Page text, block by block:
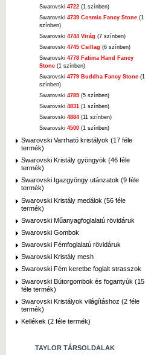
Swarovski 4722 (1 színben)
Swarovski 4739 Cosmic Fancy Stone (1
színben)
Swarovski 4744 Virág (7 színben)
Swarovski 4745 Csillag (6 színben)
Swarovski 4778 Fatima Hand Fancy
Stone (1 színben)
Swarovski 4779 Buddha Fancy Stone (1
színben)
Swarovski 4789 (5 színben)
Swarovski 4831 (1 színben)
Swarovski 4884 (11 színben)
Swarovski 4500 (1 színben)
Swarovski Varrható kristályok (17 féle
termék)
Swarovski Kristály gyöngyök (46 féle
termék)
Swarovski Igazgyöngy utánzatok (9 féle
termék)
Swarovski Kristály medálok (56 féle
termék)
Swarovski Műanyagfoglalatú rövidáruk
Swarovski Gombok
Swarovski Fémfoglalatú rövidáruk
Swarovski Kristály mesh
Swarovski Fém keretbe foglalt strasszok
Swarovski Bútorgombok és fogantyúk (15
féle termék)
Swarovski Kristályok világításhoz (2 féle
termék)
Kellékek (2 féle termék)
TAYLOR TÁRSOLDALAK